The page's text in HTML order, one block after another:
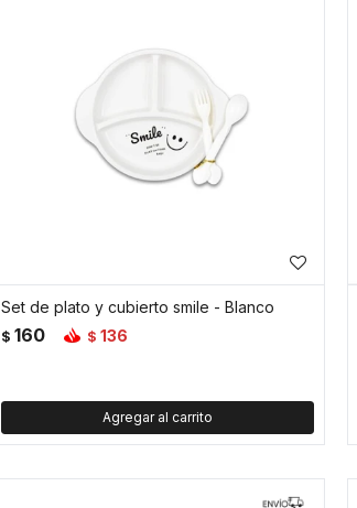
Set de plato y cubierto smile - Blanco
$ 160 $ 136